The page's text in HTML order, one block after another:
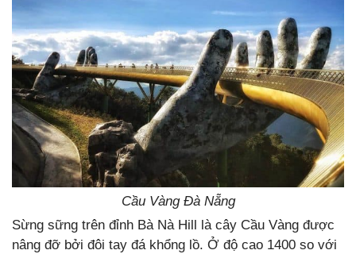
Cầu Vàng Đà Nẵng
Sừng sững trên đỉnh Bà Nà Hill là cây Cầu Vàng được
nâng đỡ bởi đôi tay đá khổng lồ. Ở độ cao 1400 so với